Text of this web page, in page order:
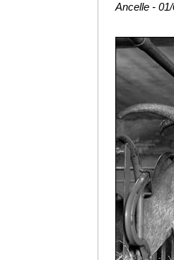
Ancelle -